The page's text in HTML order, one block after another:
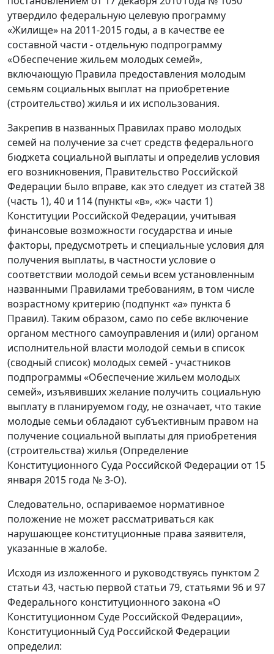
утвердило федеральную целевую программу
«Жилище» на 2011-2015 годы, а в качестве ее
составной части - отдельную подпрограмму
«Обеспечение жильем молодых семей»,
включающую Правила предоставления молодым
семьям социальных выплат на приобретение
(строительство) жилья и их использования.
Закрепив в названных Правилах право молодых
семей на получение за счет средств федерального
бюджета социальной выплаты и определив условия
его возникновения, Правительство Российской
Федерации было вправе, как это следует из статей 38
(часть 1), 40 и 114 (пункты «в», «ж» части 1)
Конституции Российской Федерации, учитывая
финансовые возможности государства и иные
факторы, предусмотреть и специальные условия для
получения выплаты, в частности условие о
соответствии молодой семьи всем установленным
названными Правилами требованиям, в том числе
возрастному критерию (подпункт «а» пункта 6
Правил). Таким образом, само по себе включение
органом местного самоуправления и (или) органом
исполнительной власти молодой семьи в список
(сводный список) молодых семей - участников
подпрограммы «Обеспечение жильем молодых
семей», изъявивших желание получить социальную
выплату в планируемом году, не означает, что такие
молодые семьи обладают субъективным правом на
получение социальной выплаты для приобретения
(строительства) жилья (Определение
Конституционного Суда Российской Федерации от 15
января 2015 года № 3-О).
Следовательно, оспариваемое нормативное
положение не может рассматриваться как
нарушающее конституционные права заявителя,
указанные в жалобе.
Исходя из изложенного и руководствуясь пунктом 2
статьи 43, частью первой статьи 79, статьями 96 и 97
Федерального конституционного закона «О
Конституционном Суде Российской Федерации»,
Конституционный Суд Российской Федерации
определил: